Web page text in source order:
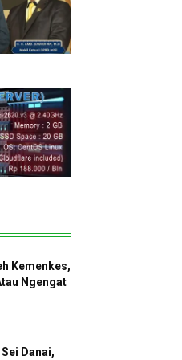
Kemenkes,
Ngengat
Danai,